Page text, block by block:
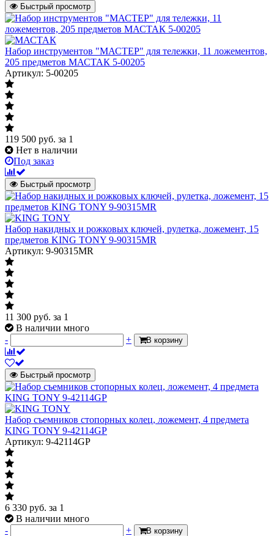
Быстрый просмотр
Набор инструментов "МАСТЕР" для тележки, 11 ложементов,
205 предметов МАСТАК 5-00205
Артикул: 5-00205
119 500 руб. за 1
Нет в наличии
Под заказ
Быстрый просмотр
Набор накидных и рожковых ключей, рулетка, ложемент, 15
предметов KING TONY 9-90315MR
Артикул: 9-90315MR
11 300 руб. за 1
В наличии много
-
+ В корзину
Быстрый просмотр
Набор съемников стопорных колец, ложемент, 4 предмета
KING TONY 9-42114GP
Артикул: 9-42114GP
6 330 руб. за 1
В наличии много
-
+ В корзину